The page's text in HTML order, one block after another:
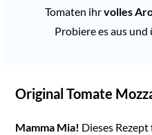
Original Tomate
Mamma Mia! Dieses
Tomaten ihrvolles
Probiere es aus